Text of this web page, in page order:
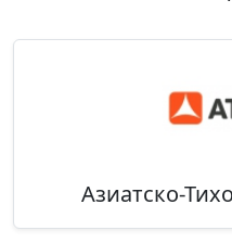
Азиатско-